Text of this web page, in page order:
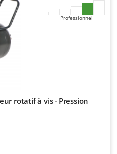
Professionnel
rotatif à vis - Pression